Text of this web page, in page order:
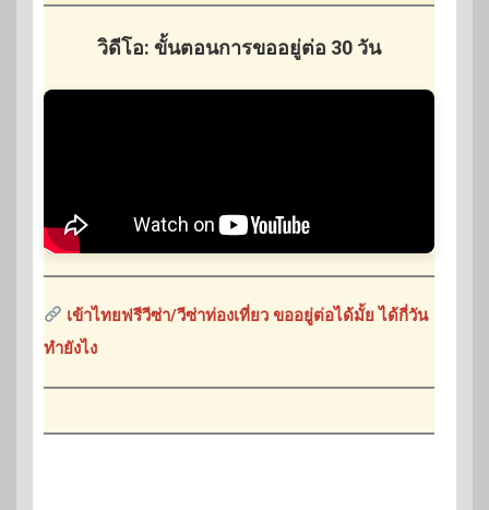
วิดีโอ: ขั้นตอนการขออยู่ต่อ 30 วัน
เข้าไทยฟรีวีซ่า/วีซ่าท่องเที่ยว ขออยู่ต่อได้มั้ย ได้กี่วัน
ทำยังไง